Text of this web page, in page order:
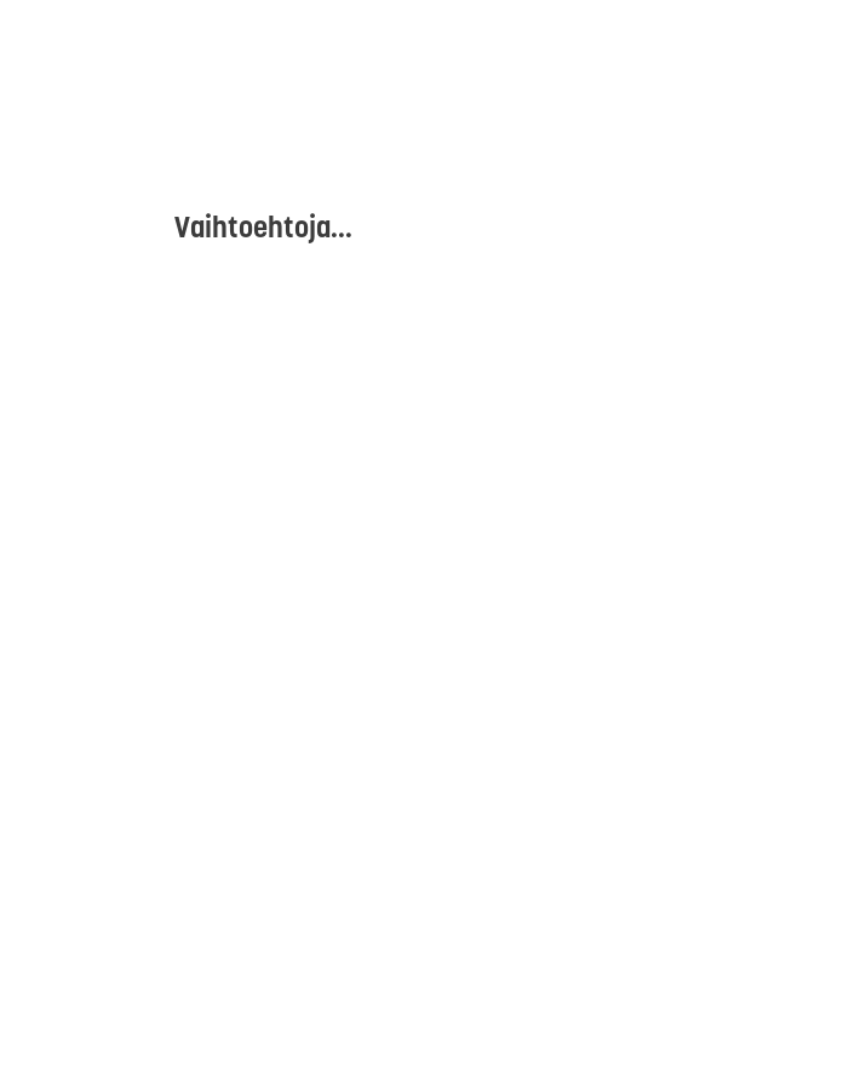
Vaihtoehtoja...